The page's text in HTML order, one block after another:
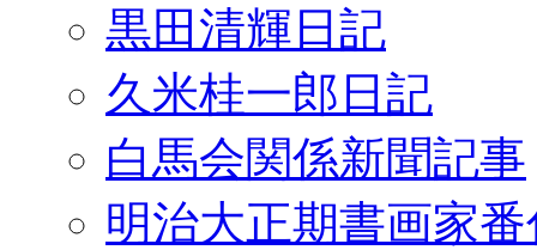
黒田清輝日記
久米桂一郎日記
白馬会関係新聞記事
明治大正期書画家